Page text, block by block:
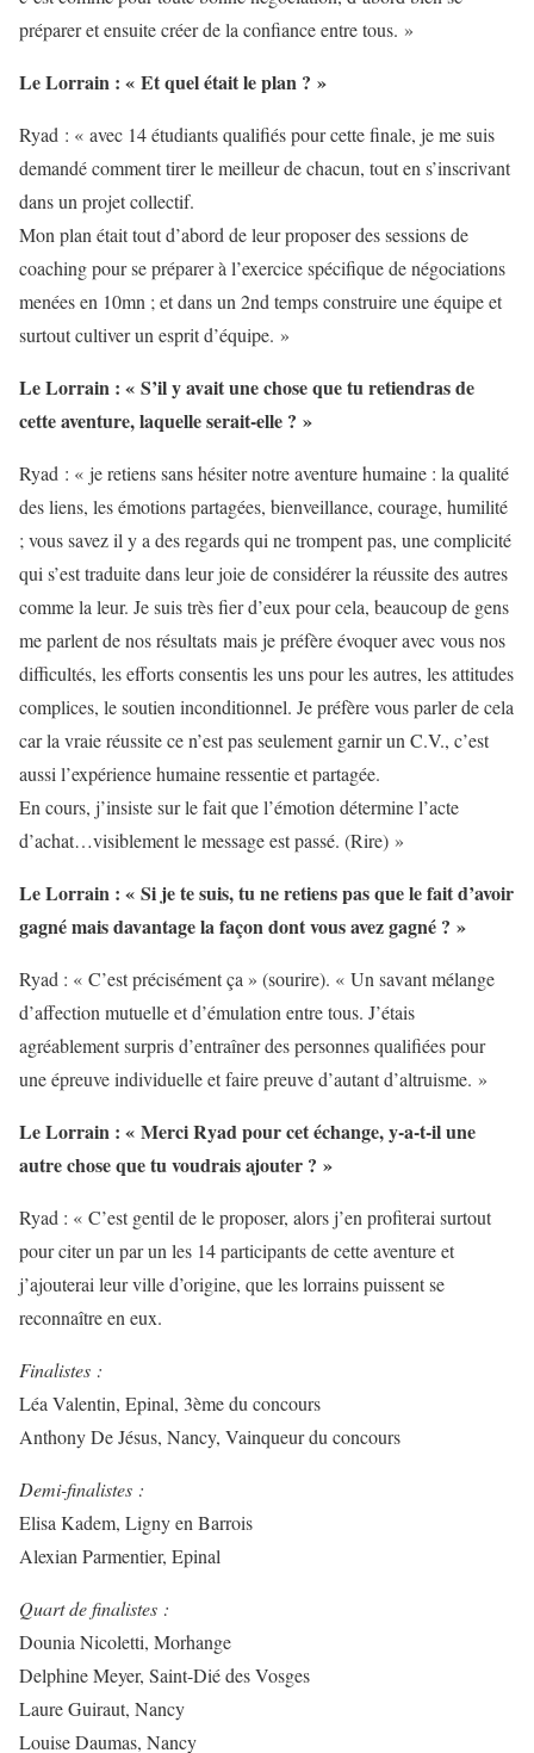
préparer et ensuite créer de la confiance entre tous. »
Le Lorrain : « Et quel était le plan ? »
Ryad : « avec 14 étudiants qualifiés pour cette finale, je me suis
demandé comment tirer le meilleur de chacun, tout en s’inscrivant
dans un projet collectif.
Mon plan était tout d’abord de leur proposer des sessions de
coaching pour se préparer à l’exercice spécifique de négociations
menées en 10mn ; et dans un 2nd temps construire une équipe et
surtout cultiver un esprit d’équipe. »
Le Lorrain : « S’il y avait une chose que tu retiendras de
cette aventure, laquelle serait-elle ? »
Ryad : « je retiens sans hésiter notre aventure humaine : la qualité
des liens, les émotions partagées, bienveillance, courage, humilité
; vous savez il y a des regards qui ne trompent pas, une complicité
qui s’est traduite dans leur joie de considérer la réussite des autres
comme la leur. Je suis très fier d’eux pour cela, beaucoup de gens
me parlent de nos résultats mais je préfère évoquer avec vous nos
difficultés, les efforts consentis les uns pour les autres, les attitudes
complices, le soutien inconditionnel. Je préfère vous parler de cela
car la vraie réussite ce n’est pas seulement garnir un C.V., c’est
aussi l’expérience humaine ressentie et partagée.
En cours, j’insiste sur le fait que l’émotion détermine l’acte
d’achat…visiblement le message est passé. (Rire) »
Le Lorrain : « Si je te suis, tu ne retiens pas que le fait d’avoir
gagné mais davantage la façon dont vous avez gagné ? »
Ryad : « C’est précisément ça » (sourire). « Un savant mélange
d’affection mutuelle et d’émulation entre tous. J’étais
agréablement surpris d’entraîner des personnes qualifiées pour
une épreuve individuelle et faire preuve d’autant d’altruisme. »
Le Lorrain : « Merci Ryad pour cet échange, y-a-t-il une
autre chose que tu voudrais ajouter ? »
Ryad : « C’est gentil de le proposer, alors j’en profiterai surtout
pour citer un par un les 14 participants de cette aventure et
j’ajouterai leur ville d’origine, que les lorrains puissent se
reconnaître en eux.
Finalistes :
Léa Valentin, Epinal, 3ème du concours
Anthony De Jésus, Nancy, Vainqueur du concours
Demi-finalistes :
Elisa Kadem, Ligny en Barrois
Alexian Parmentier, Epinal
Quart de finalistes :
Dounia Nicoletti, Morhange
Delphine Meyer, Saint-Dié des Vosges
Laure Guiraut, Nancy
Louise Daumas, Nancy